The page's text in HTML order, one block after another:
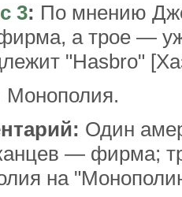
3: По мнению
а трое —
"Hasbro"
Монополия.
Один
— фирма;
на